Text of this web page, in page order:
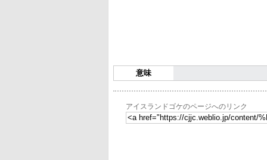
意味
アイスランドゴケのページへのリンク